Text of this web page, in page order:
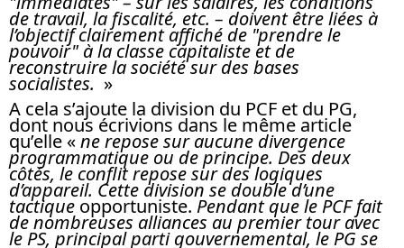
de travail, la fiscalité, etc. – doivent être liées à
l’objectif clairement affiché de "prendre le
pouvoir" à la classe capitaliste et de
reconstruire la société sur des bases
socialistes. »
A cela s’ajoute la division du PCF et du PG,
dont nous écrivions dans le même article
qu’elle «ne repose sur aucune divergence
programmatique ou de principe. Des deux
côtés, le conflit repose sur des logiques
d’appareil. Cette division se double d’une
tactique opportuniste. Pendant que le PCF fait
de nombreuses alliances au premier tour avec
le PS, principal parti gouvernemental, le PG se